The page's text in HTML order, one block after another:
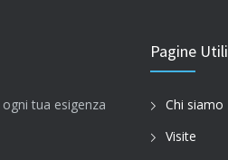
tua esigenza
Pagine Utili
Chi siamo
Visite